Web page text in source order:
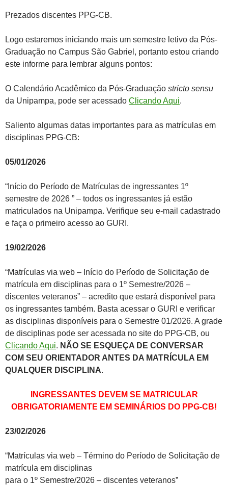
Prezados discentes PPG-CB.
Logo estaremos iniciando mais um semestre letivo da Pós-
Graduação no Campus São Gabriel, portanto estou criando
este informe para lembrar alguns pontos:
O Calendário Acadêmico da Pós-Graduação stricto sensu
da Unipampa, pode ser acessado Clicando Aqui.
Saliento algumas datas importantes para as matrículas em
disciplinas PPG-CB:
05/01/2026
“Início do Período de Matrículas de ingressantes 1º
semestre de 2026 ” – todos os ingressantes já estão
matriculados na Unipampa. Verifique seu e-mail cadastrado
e faça o primeiro acesso ao GURI.
19/02/2026
“Matrículas via web – Início do Período de Solicitação de
matrícula em disciplinas para o 1º Semestre/2026 –
discentes veteranos” – acredito que estará disponível para
os ingressantes também. Basta acessar o GURI e verificar
as disciplinas disponíveis para o Semestre 01/2026. A grade
de disciplinas pode ser acessada no site do PPG-CB, ou
Clicando Aqui. NÃO SE ESQUEÇA DE CONVERSAR
COM SEU ORIENTADOR ANTES DA MATRÍCULA EM
QUALQUER DISCIPLINA.
INGRESSANTES DEVEM SE MATRICULAR
OBRIGATORIAMENTE EM SEMINÁRIOS DO PPG-CB!
23/02/2026
“Matrículas via web – Término do Período de Solicitação de
matrícula em disciplinas
para o 1º Semestre/2026 – discentes veteranos”